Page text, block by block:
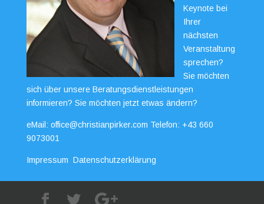
Keynote bei
Ihrer
nächsten
Veranstaltung
sprechen?
Sie möchten
sich über unsere Beratungsdienstleistungen
informieren? Sie möchten jetzt etwas ändern?
eMail: office@christianpirker.com Telefon: +43 660
9073001
Impressum Datenschutzerklärung